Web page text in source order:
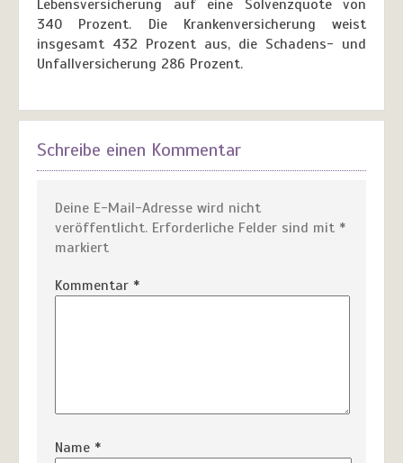
Lebensversicherung auf eine Solvenzquote von
340 Prozent. Die Krankenversicherung weist
insgesamt 432 Prozent aus, die Schadens- und
Unfallversicherung 286 Prozent.
Schreibe einen Kommentar
Deine E-Mail-Adresse wird nicht
veröffentlicht. Erforderliche Felder sind mit *
markiert
Kommentar *
Name *